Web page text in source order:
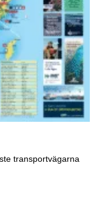
transportvägarna